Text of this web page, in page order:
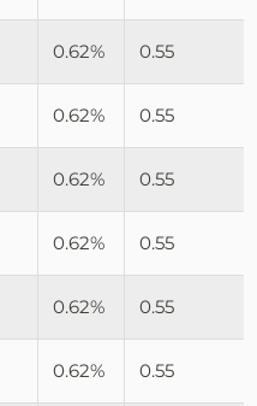
0.62% 0.55
0.62% 0.55
0.62% 0.55
0.62% 0.55
0.62% 0.55
0.62% 0.55